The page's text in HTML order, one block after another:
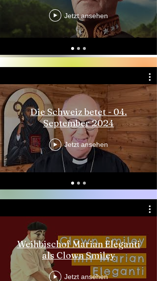
Jetzt ansehen
Die Schweiz betet - 04.
September 2024
Jetzt ansehen
Weihbischof Marian Eleganti
als Clown Smiley
Jetzt ansehen